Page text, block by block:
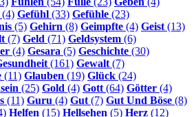
(4) Gefühl (33) Gefühle (23)
(5) Gehirn (8) Geimpfte (4) Geist (13)
(7) Geld (71) Geldsystem (6)
(4) Gesara (5) Geschichte (30)
(161) Gewalt (7)
(11) Glauben (19) Glück (24)
(25) Gold (4) Gott (64) Götter (4)
(11) Guru (4) Gut (7) Gut Und Böse (8)
Helfen (15) Hellsehen (5) Herz (12)